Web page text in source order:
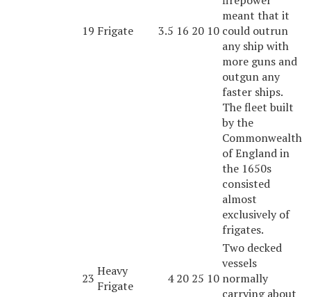
19 Frigate 3.5 16 20 10
meant that it
could outrun
any ship with
more guns and
outgun any
faster ships.
The fleet built
by the
Commonwealth
of England in
the 1650s
consisted
almost
exclusively of
frigates.
23 Heavy
Frigate
4 20 25 10
Two decked
vessels
normally
carrying about